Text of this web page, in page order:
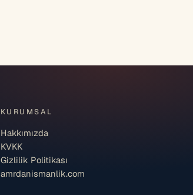
KURUMSAL
Hakkımızda
KVKK
Gizlilik Politikası
amrdanismanlik.com